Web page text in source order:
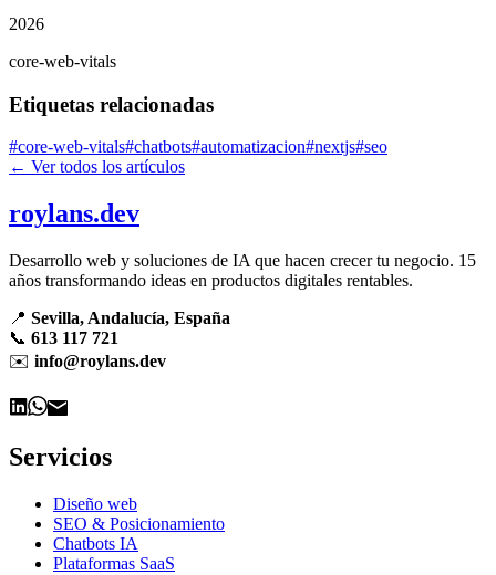
2026
core-web-vitals
Etiquetas relacionadas
#core-web-vitals#chatbots#automatizacion#nextjs#seo
← Ver todos los artículos
roylans.dev
Desarrollo web y soluciones de IA que hacen crecer tu negocio. 15
años transformando ideas en productos digitales rentables.
📍 Sevilla, Andalucía, España
📞 613 117 721
✉️ info@roylans.dev
Servicios
Diseño web
SEO & Posicionamiento
Chatbots IA
Plataformas SaaS